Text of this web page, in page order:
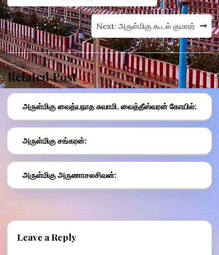
navigation
Next: அருள்மிகு கூடல் குமாரர்
Related Post
அருள்மிகு வைத்யநாத சுவாமி, வைத்தீஸ்வரன் கோயில்:
அருள்மிகு சங்கரன்:
அருள்மிகு அருணாசலசிவன்:
Leave a Reply